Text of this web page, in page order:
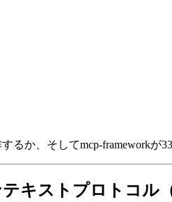
か、そしてmcp-frameworkが
キストプロトコル